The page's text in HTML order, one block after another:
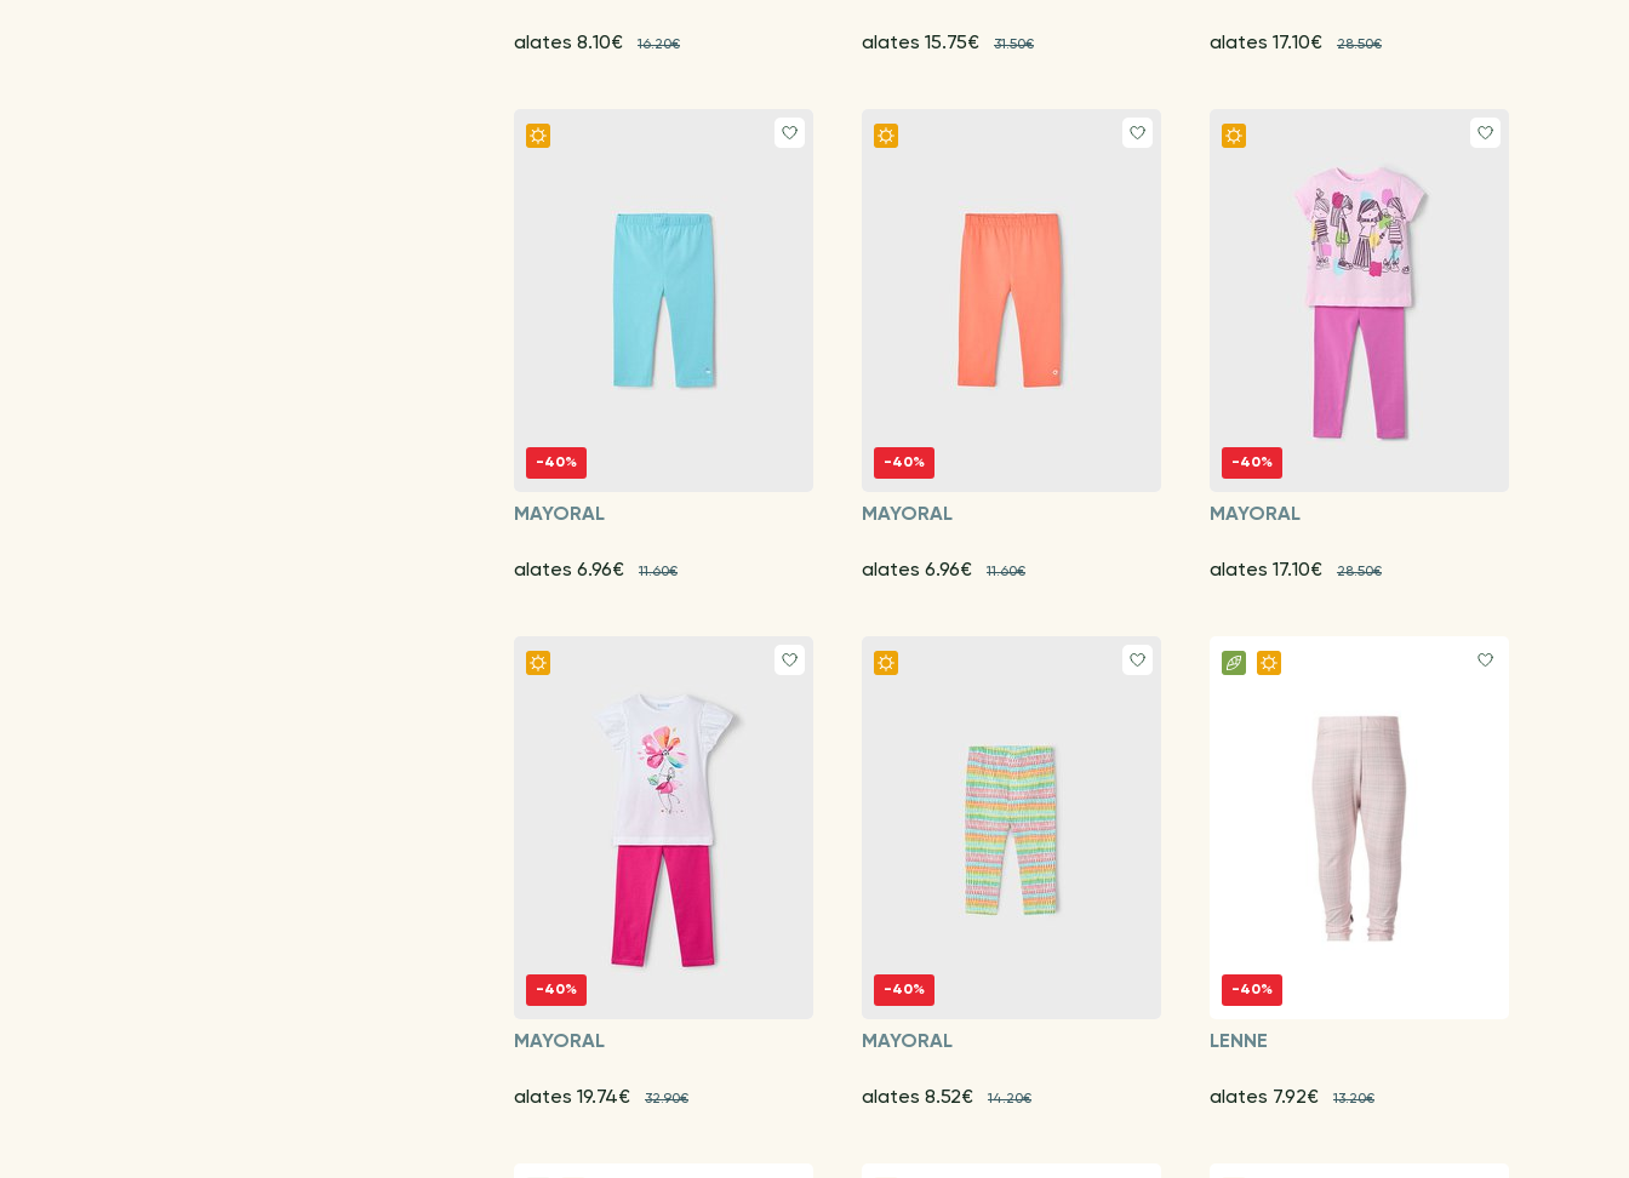
alates 8.10€ 16.20€ alates 15.75€ 31.50€ alates 17.10€ 28.50€
-40%
MAYORAL
alates 6.96€ 11.60€
-40%
MAYORAL
alates 6.96€ 11.60€
-40%
MAYORAL
alates 17.10€ 28.50€
-40%
MAYORAL
alates 19.74€ 32.90€
-40%
MAYORAL
alates 8.52€ 14.20€
-40%
LENNE
alates 7.92€ 13.20€